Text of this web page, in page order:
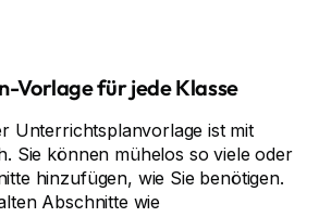
Vorlage für jede Klasse
Unterrichtsplanvorlage ist mit
Sie können mühelos so viele oder
hinzufügen, wie Sie benötigen.
Abschnitte wie